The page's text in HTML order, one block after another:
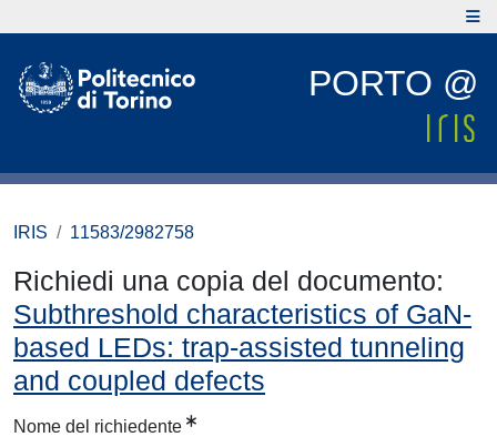
PORTO @
IRIS 11583/2982758
Richiedi una copia del documento:
Subthreshold characteristics of GaN-
based LEDs: trap-assisted tunneling
and coupled defects
Nome del richiedente